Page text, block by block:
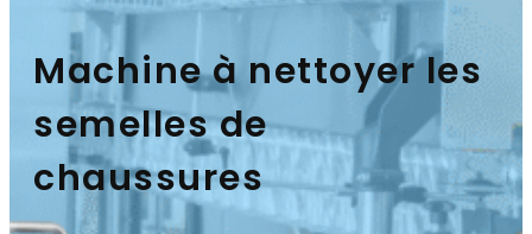
Machine à nettoyer les
semelles de
chaussures